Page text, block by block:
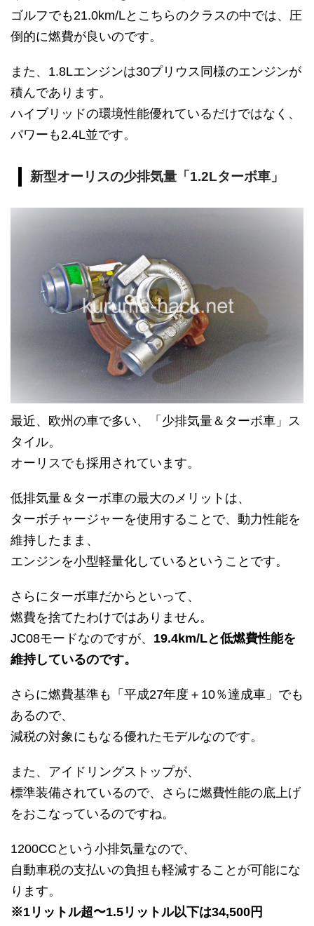
ゴルフでも21.0km/Lとこちらのクラスの中では、圧
倒的に燃費が良いのです。
また、1.8Lエンジンは30プリウス同様のエンジンが
積んであります。
ハイブリッドの環境性能優れているだけではなく、
パワーも2.4L並です。
新型オーリスの少排気量「1.2Lターボ車」
最近、欧州の車で多い、「少排気量＆ターボ車」ス
タイル。
オーリスでも採用されています。
低排気量＆ターボ車の最大のメリットは、
ターボチャージャーを使用することで、動力性能を
維持したまま、
エンジンを小型軽量化しているということです。
さらにターボ車だからといって、
燃費を捨てたわけではありません。
JC08モードなのですが、 19.4km/Lと低燃費性能を
維持しているのです。
さらに燃費基準も「平成27年度＋10％達成車」でも
あるので、
減税の対象にもなる優れたモデルなのです。
また、アイドリングストップが、
標準装備されているので、さらに燃費性能の底上げ
をおこなっているのですね。
1200CCという小排気量なので、
自動車税の支払いの負担も軽減することが可能にな
ります。
※1リットル超〜1.5リットル以下は34,500円